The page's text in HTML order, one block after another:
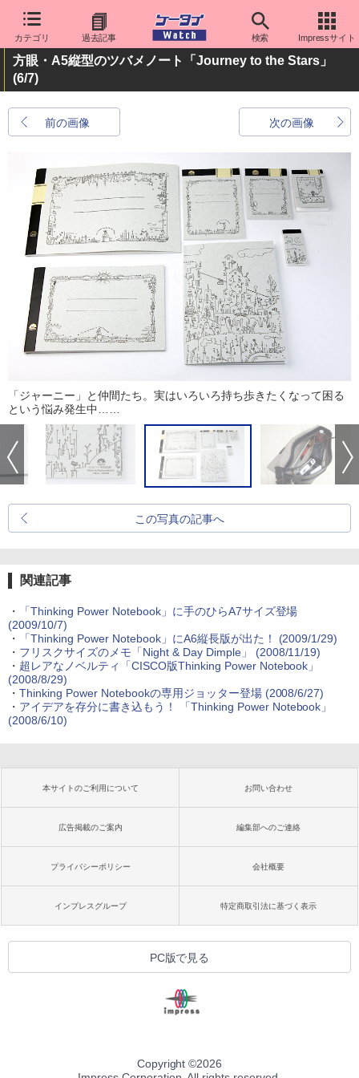
カテゴリ 過去記事 検索 Impressサイト
方眼・A5縦型のツバメノート「Journey to the Stars」
(6/7)
前の画像 次の画像
「ジャーニー」と仲間たち。実はいろいろ持ち歩きたくなって困る
という悩み発生中……
この写真の記事へ
関連記事
・
「Thinking Power Notebook」に手のひらA7サイズ登場
(2009/10/7)
・
「Thinking Power Notebook」にA6縦長版が出た！
(2009/1/29)
・ フリスクサイズのメモ「Night & Day Dimple」
(2008/11/19)
・ 超レアなノベルティ「CISCO版Thinking Power Notebook」
(2008/8/29)
・ Thinking Power Notebookの専用ジョッター登場(2008/6/27)
・ アイデアを存分に書き込もう！ 「Thinking Power Notebook」
(2008/6/10)
本サイトのご利用について お問い合わせ
広告掲載のご案内 編集部へのご連絡
プライバシーポリシー 会社概要
インプレスグループ 特定商取引法に基づく表示
PC版で見る
Copyright ©2026